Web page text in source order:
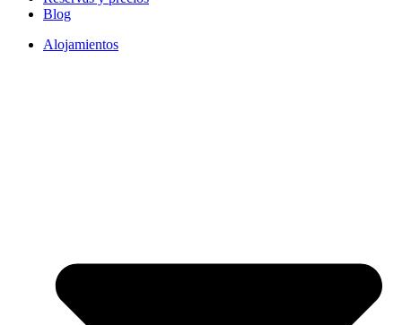
Blog
Alojamientos